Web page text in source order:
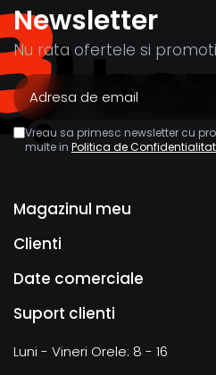
Newsletter
Nu rata ofertele si
Vreau sa primesc newsletter cu
multe in Politica de
Magazinul meu
Clienti
Date comerciale
Suport clienti
Luni - Vineri Orele: 8 - 16